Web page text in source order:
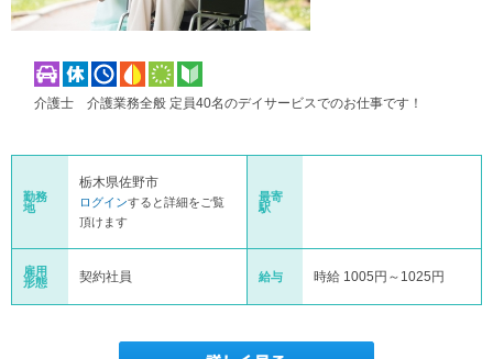
介護士 介護業務全般 定員40名のデイサービスでのお仕事です！
勤務
地
栃木県佐野市
ログインすると詳細をご覧
頂けます
最寄
駅
雇用
形態
契約社員 給与 時給 1005円～1025円